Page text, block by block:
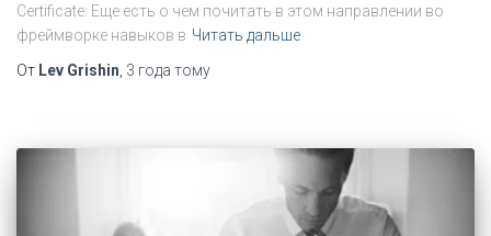
Certificate: Еще есть о чем почитать в этом направлении во
фреймворке навыков в Читать дальше
От Lev Grishin 3 года тому